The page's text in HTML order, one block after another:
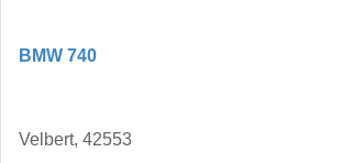
BMW 740
Velbert, 42553